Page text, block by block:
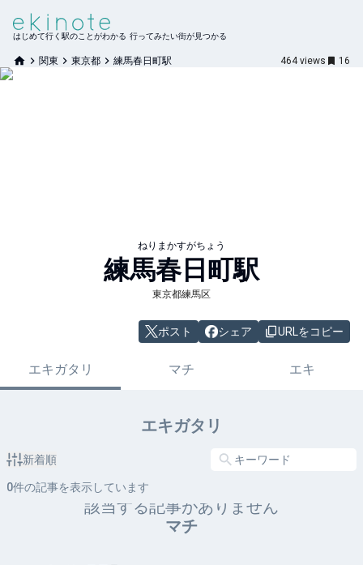
はじめて行く駅のことがわかる 行ってみたい街が見つかる
関東 東京都 練馬春日町駅 464 views 16
ねりまかすがちょう
練馬春日町駅
東京都練馬区
ポスト シェア URLをコピー
エキガタリ マチ エキ
エキガタリ
新着順
0件の記事を表示しています
該当する記事がありません
マチ